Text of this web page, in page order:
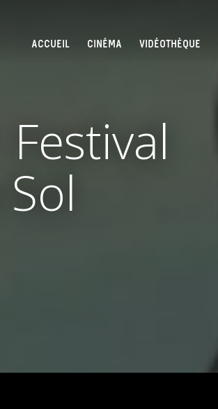
ACCUEIL CINÉMA VIDÉOTHÈQUE